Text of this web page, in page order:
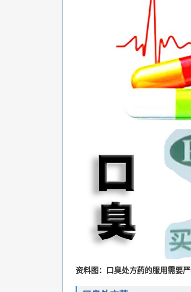
资料图：口臭处方药的服用需要严